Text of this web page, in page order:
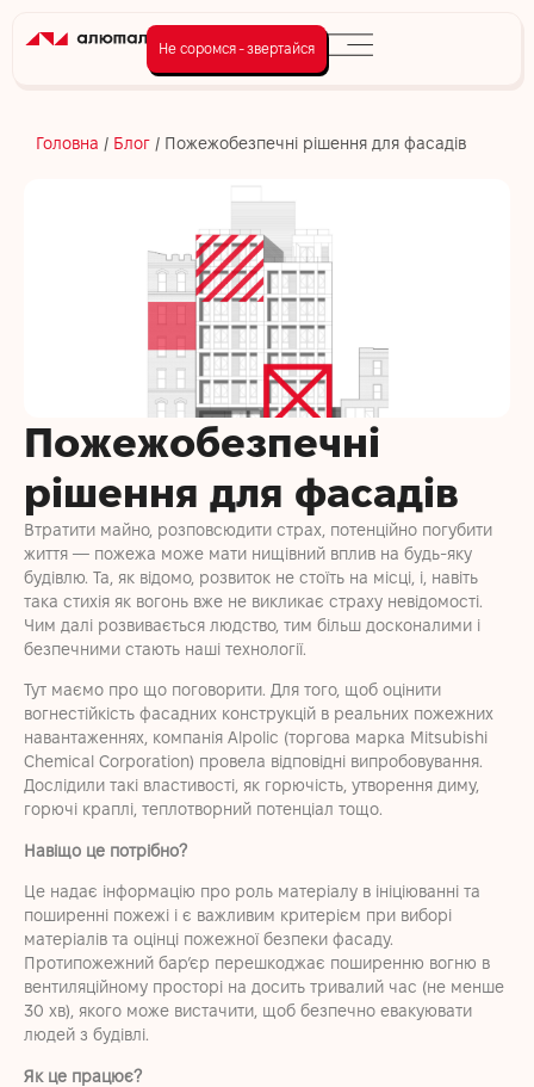
Не соромся - звертайся
Головна / Блог / Пожежобезпечні рішення для фасадів
Пожежобезпечні
рішення для фасадів
Втратити майно, розповсюдити страх, потенційно погубити
життя — пожежа може мати нищівний вплив на будь-яку
будівлю. Та, як відомо, розвиток не стоїть на місці, і, навіть
така стихія як вогонь вже не викликає страху невідомості.
Чим далі розвивається людство, тим більш досконалими і
безпечними стають наші технології.
Тут маємо про що поговорити. Для того, щоб оцінити
вогнестійкість фасадних конструкцій в реальних пожежних
навантаженнях, компанія Alpolic (торгова марка Mitsubishi
Chemical Corporation) провела відповідні випробовування.
Дослідили такі властивості, як горючість, утворення диму,
горючі краплі, теплотворний потенціал тощо.
Навіщо це потрібно?
Це надає інформацію про роль матеріалу в ініціюванні та
поширенні пожежі і є важливим критерієм при виборі
матеріалів та оцінці пожежної безпеки фасаду.
Протипожежний бар’єр перешкоджає поширенню вогню в
вентиляційному просторі на досить тривалий час (не менше
30 хв), якого може вистачити, щоб безпечно евакуювати
людей з будівлі.
Як це працює?